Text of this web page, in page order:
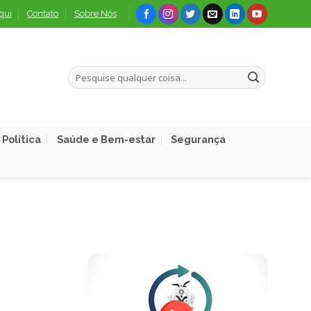
Contato Sobre Nós
Política Saúde e Bem-estar Segurança